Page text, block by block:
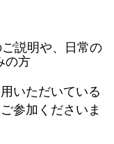
説明や、日常の
の方
いただいている
参加くださいま